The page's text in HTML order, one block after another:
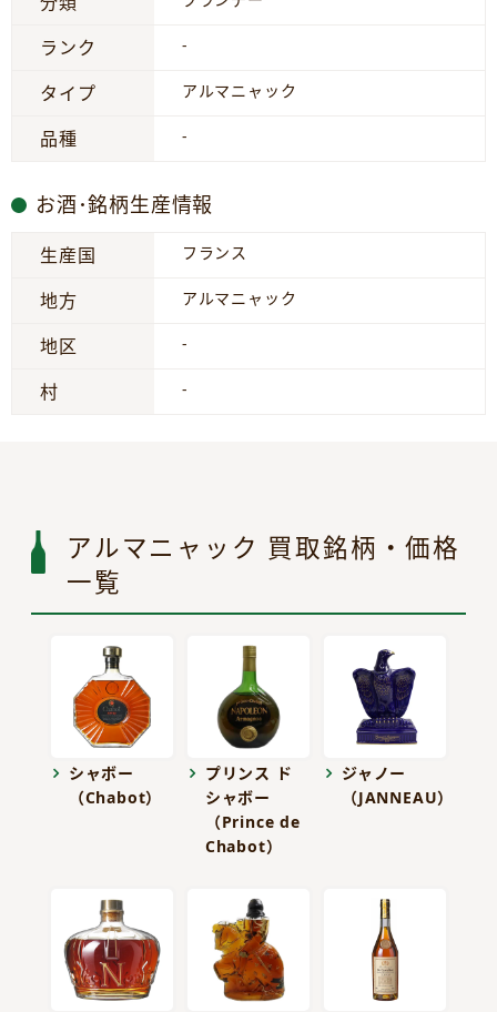
ランク -
タイプ アルマニャック
品種 -
お酒･銘柄生産情報
生産国 フランス
地方 アルマニャック
地区 -
村 -
アルマニャック 買取銘柄・価格
一覧
シャボー
（Chabot）
プリンス ド
シャボー
（Prince de
Chabot）
ジャノー
（JANNEAU）